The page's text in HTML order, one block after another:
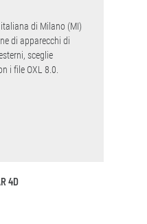
di Milano (MI)
di apparecchi di
sceglie
i file OXL 8.0.
4D